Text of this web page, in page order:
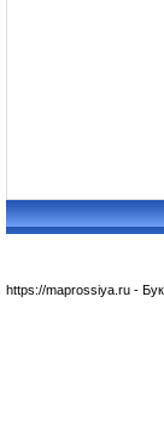
https://maprossiya.ru -